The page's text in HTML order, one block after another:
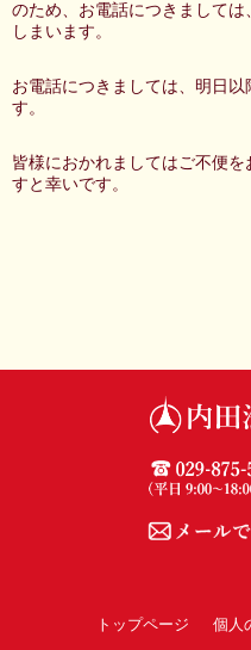
のため、お電話につきまして
しまいます。
お電話につきましては、明日
す。
皆様におかれましてはご不便
すと幸いです。
トップページ 個人